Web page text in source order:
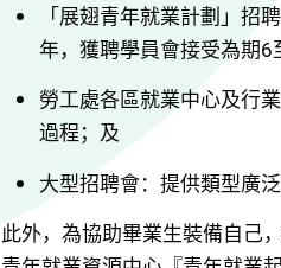
「展翅青年就業計劃」招
年，獲聘學員會接受為期6
勞工處各區就業中心及行
過程；及
大型招聘會：提供類型廣
此外，為協助畢業生裝備自己